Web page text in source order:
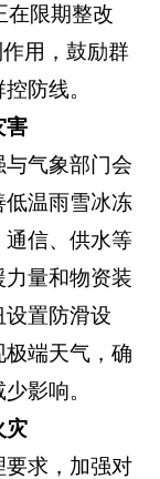
在限期整改
用，鼓励群
防线。
害
气象部门会
温雨雪冰冻
通信、供水等
量和物资装
置防滑设
端天气，确
影响。
灾
要求，加强对